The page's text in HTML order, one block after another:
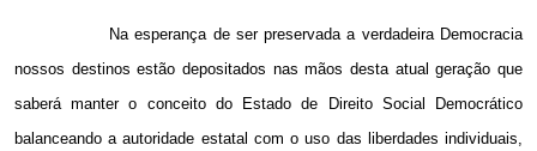
Na esperança de ser preservada a verdadeira Democracia
nossos destinos estão depositados nas mãos desta atual geração que
saberá manter o conceito do Estado de Direito Social Democrático
balanceando a autoridade estatal com o uso das liberdades individuais,